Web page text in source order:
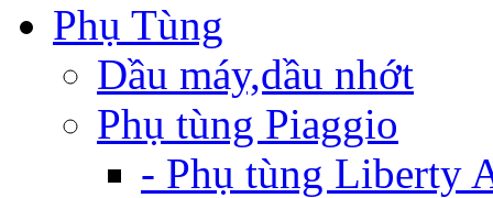
Phụ Tùng
Dầu máy,dầu nhớt
Phụ tùng Piaggio
- Phụ tùng Liberty